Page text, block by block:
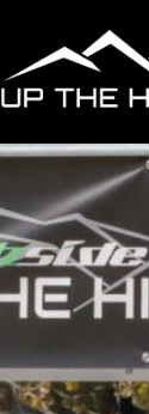
springen